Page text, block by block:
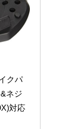
クパ
ネジ
対応